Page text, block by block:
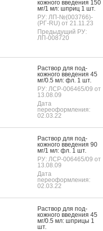
кожно­го вве­дения 150
мг/1 мл: шприц 1 шт.
РУ: ЛП-№(003766)-
(РГ-RU) от 21.11.23
Предыдущий РУ:
ЛП-008720
Рас­твор для под­
кожно­го вве­дения 45
мг/0.5 мл: фл. 1 шт.
РУ: ЛСР-006465/09 от
13.08.09
Дата
переоформления:
02.03.22
Рас­твор для под­
кожно­го вве­дения 90
мг/1 мл: фл. 1 шт.
РУ: ЛСР-006465/09 от
13.08.09
Дата
переоформления:
02.03.22
Рас­твор для под­
кожно­го вве­дения 45
мг/0.5 мл: шпри­цы 1
шт.